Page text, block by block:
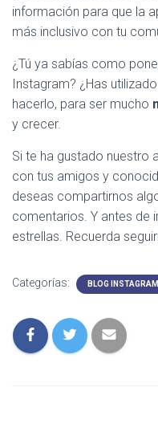
información para que la
más inclusivo con tu
¿Tú ya sabías como
Instagram? ¿Has
hacerlo, para ser mucho
y crecer.
Si te ha gustado nuestro
con tus amigos y
deseas compartirnos
comentarios. Y antes de
estrellas. Recuerda
Categorías: BLOG INSTAGRAM